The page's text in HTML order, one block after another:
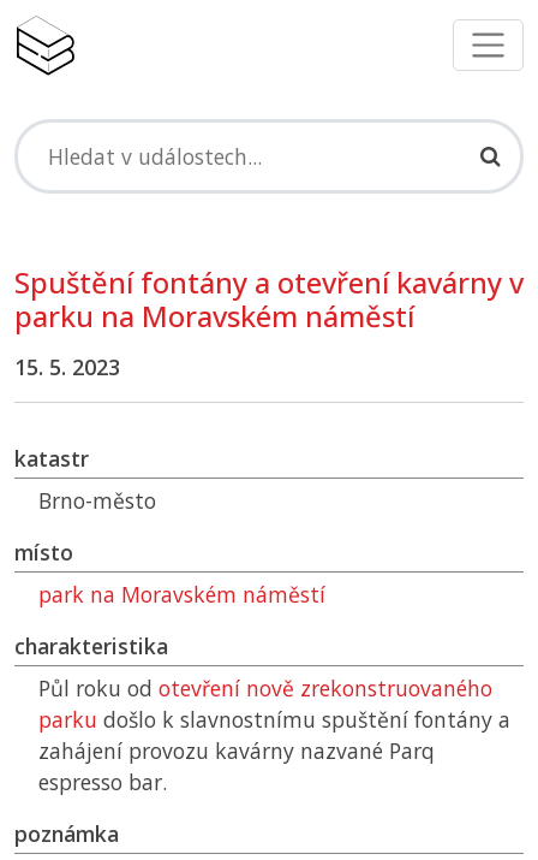
Spuštění fontány a otevření kavárny v
parku na Moravském náměstí
15. 5. 2023
katastr
Brno-město
místo
park na Moravském náměstí
charakteristika
Půl roku od otevření nově zrekonstruovaného
parku došlo k slavnostnímu spuštění fontány a
zahájení provozu kavárny nazvané Parq
espresso bar.
poznámka